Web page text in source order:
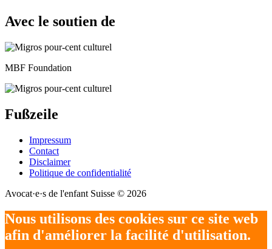
Avec le soutien de
MBF Foundation
Fußzeile
Impressum
Contact
Disclaimer
Politique de confidentialité
Avocat·e·s de l'enfant Suisse © 2026
Nous utilisons des cookies sur ce site web
afin d'améliorer la facilité d'utilisation.